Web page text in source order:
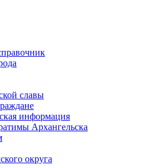
славы
информация
Архангельска
округа